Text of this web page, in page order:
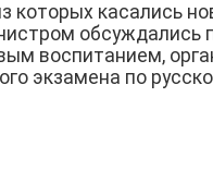
которых касались
воспитанием,
экзамена по